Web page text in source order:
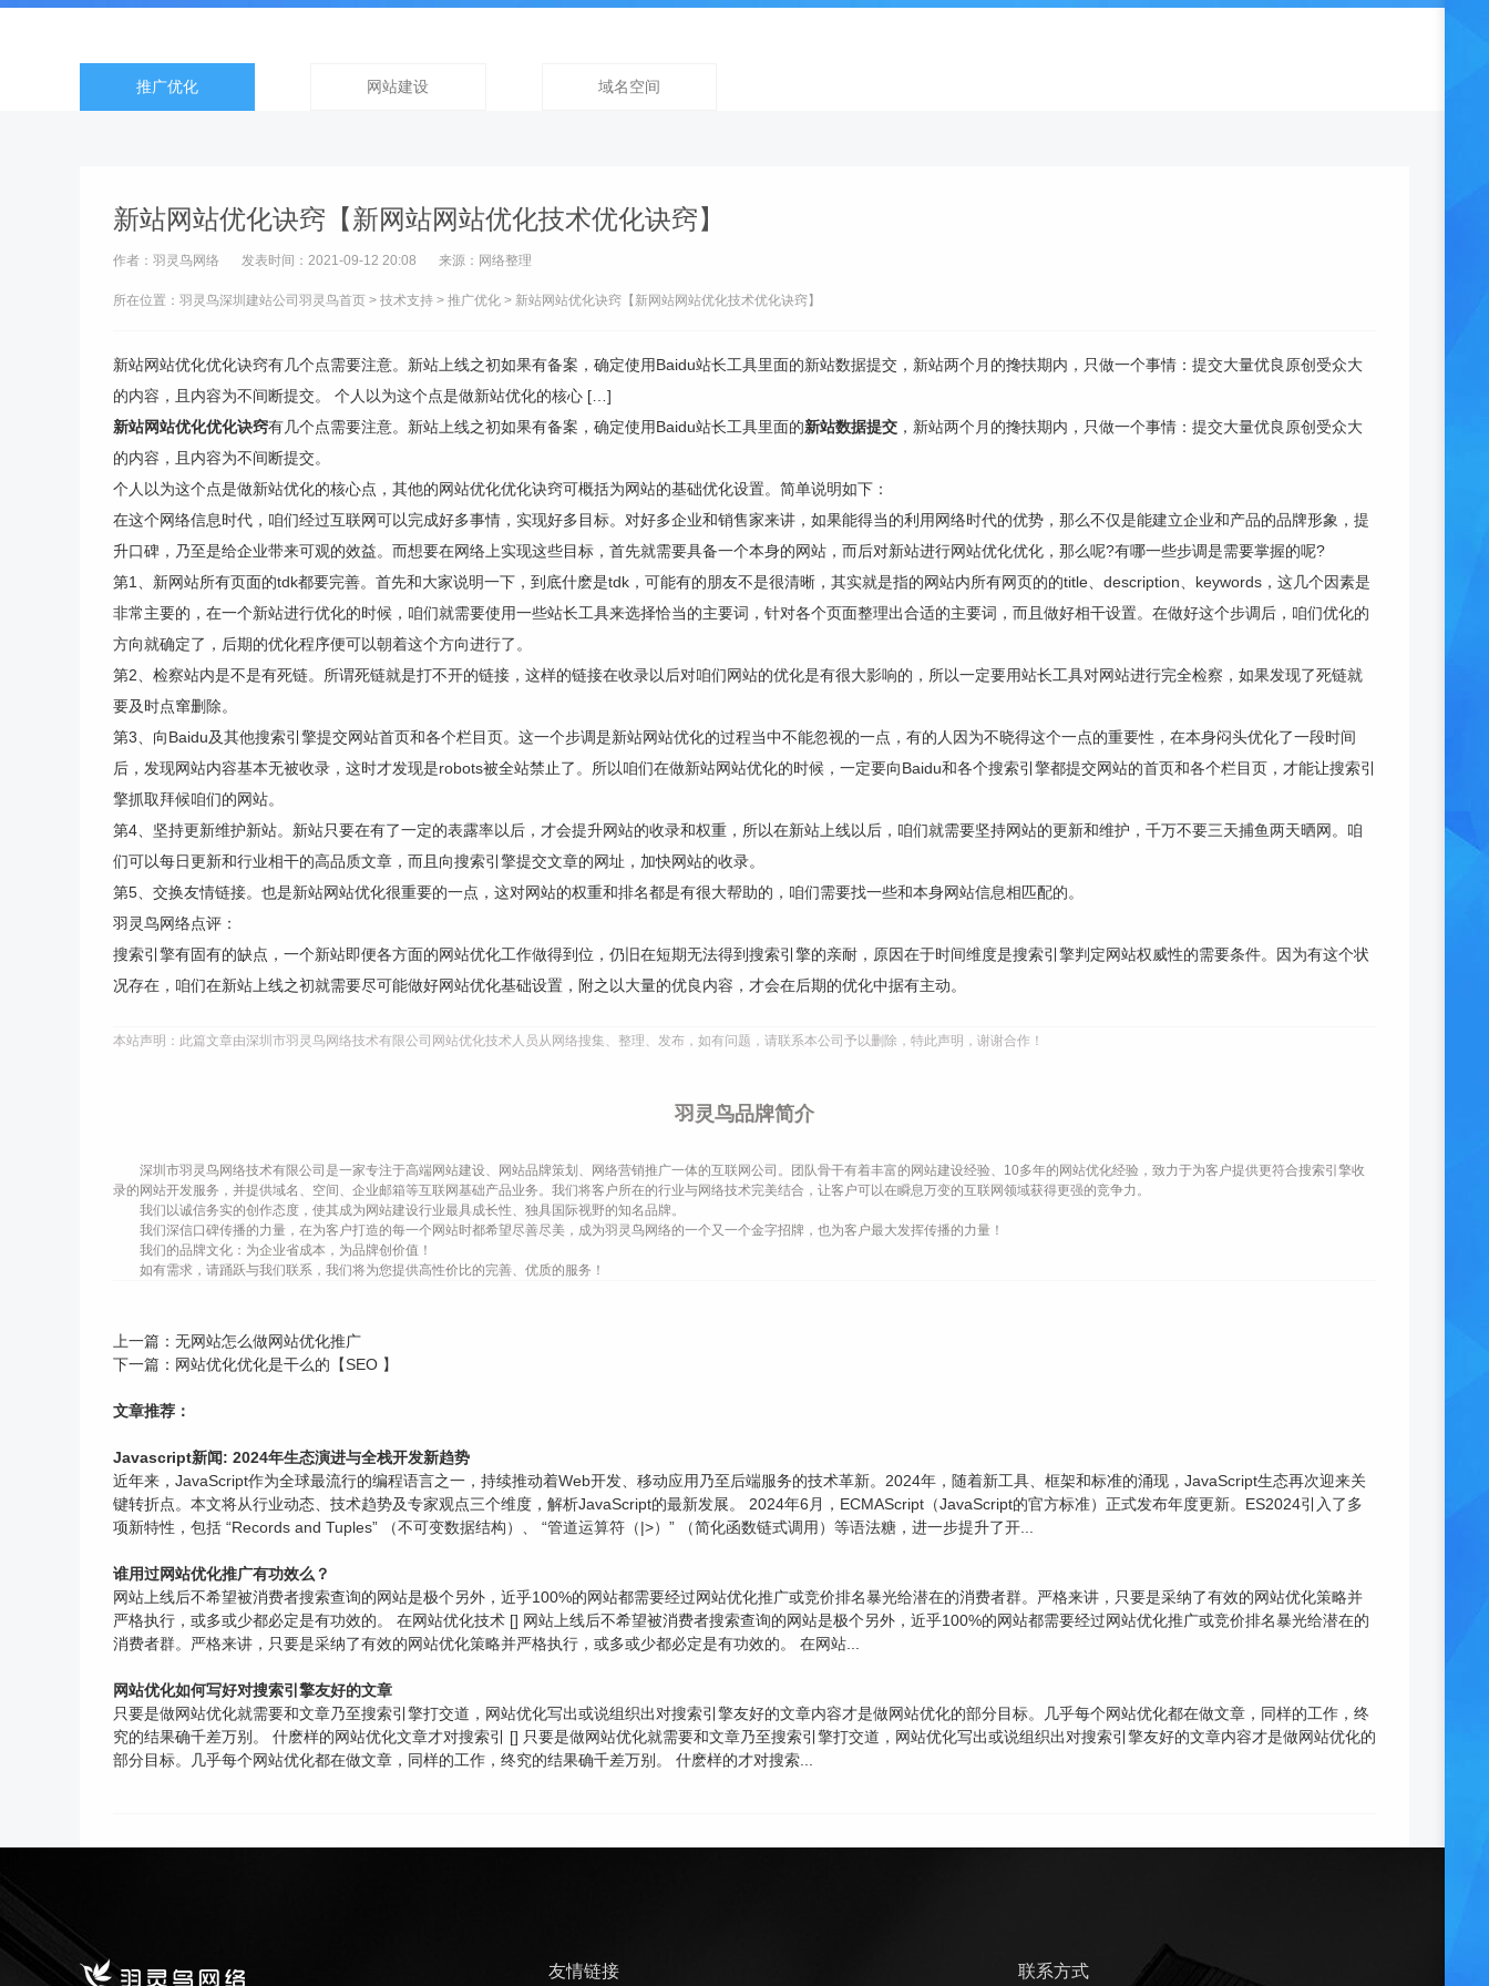
推广优化 网站建设 域名空间
新站网站优化诀窍【新网站网站优化技术优化诀窍】
作者：羽灵鸟网络 发表时间：2021-09-12 20:08 来源：网络整理
所在位置：羽灵鸟深圳建站公司 羽灵鸟首页 > 技术支持 > 推广优化 > 新站网站优化诀窍【新网站网站优化技术优化诀窍】
新站网站优化优化诀窍有几个点需要注意。新站上线之初如果有备案，确定使用Baidu站长工具里面的新站数据提交，新站两个月的搀扶期内，只做一个事情：提交大量优良原创受众大
的内容，且内容为不间断提交。 个人以为这个点是做新站优化的核心 […]
新站网站优化优化诀窍有几个点需要注意。新站上线之初如果有备案，确定使用Baidu站长工具里面的新站数据提交 ，新站两个月的搀扶期内，只做一个事情：提交大量优良原创受众大
的内容，且内容为不间断提交。
个人以为这个点是做新站优化的核心点，其他的网站优化优化诀窍可概括为网站的基础优化设置。简单说明如下：
在这个网络信息时代，咱们经过互联网可以完成好多事情，实现好多目标。对好多企业和销售家来讲，如果能得当的利用网络时代的优势，那么不仅是能建立企业和产品的品牌形象，提
升口碑，乃至是给企业带来可观的效益。而想要在网络上实现这些目标，首先就需要具备一个本身的网站，而后对新站进行网站优化优化，那么呢?有哪一些步调是需要掌握的呢?
第1、新网站所有页面的tdk都要完善。首先和大家说明一下，到底什麽是tdk，可能有的朋友不是很清晰，其实就是指的网站内所有网页的的title、description、keywords，这几个因素是
非常主要的，在一个新站进行优化的时候，咱们就需要使用一些站长工具来选择恰当的主要词，针对各个页面整理出合适的主要词，而且做好相干设置。在做好这个步调后，咱们优化的
方向就确定了，后期的优化程序便可以朝着这个方向进行了。
第2、检察站内是不是有死链。所谓死链就是打不开的链接，这样的链接在收录以后对咱们网站的优化是有很大影响的，所以一定要用站长工具对网站进行完全检察，如果发现了死链就
要及时点窜删除。
第3、向Baidu及其他搜索引擎提交网站首页和各个栏目页。这一个步调是新站网站优化的过程当中不能忽视的一点，有的人因为不晓得这个一点的重要性，在本身闷头优化了一段时间
后，发现网站内容基本无被收录，这时才发现是robots被全站禁止了。所以咱们在做新站网站优化的时候，一定要向Baidu和各个搜索引擎都提交网站的首页和各个栏目页，才能让搜索引
擎抓取拜候咱们的网站。
第4、坚持更新维护新站。新站只要在有了一定的表露率以后，才会提升网站的收录和权重，所以在新站上线以后，咱们就需要坚持网站的更新和维护，千万不要三天捕鱼两天晒网。咱
们可以每日更新和行业相干的高品质文章，而且向搜索引擎提交文章的网址，加快网站的收录。
第5、交换友情链接。也是新站网站优化很重要的一点，这对网站的权重和排名都是有很大帮助的，咱们需要找一些和本身网站信息相匹配的。
羽灵鸟网络点评：
搜索引擎有固有的缺点，一个新站即便各方面的网站优化工作做得到位，仍旧在短期无法得到搜索引擎的亲耐，原因在于时间维度是搜索引擎判定网站权威性的需要条件。因为有这个状
况存在，咱们在新站上线之初就需要尽可能做好网站优化基础设置，附之以大量的优良内容，才会在后期的优化中据有主动。
本站声明：此篇文章由深圳市羽灵鸟网络技术有限公司网站优化技术人员从网络搜集、整理、发布，如有问题，请联系本公司予以删除，特此声明，谢谢合作！
羽灵鸟品牌简介
深圳市羽灵鸟网络技术有限公司是一家专注于高端网站建设、网站品牌策划、网络营销推广一体的互联网公司。团队骨干有着丰富的网站建设经验、10多年的网站优化经验，致力于为客户提供更符合搜索引擎收
录的网站开发服务，并提供域名、空间、企业邮箱等互联网基础产品业务。我们将客户所在的行业与网络技术完美结合，让客户可以在瞬息万变的互联网领域获得更强的竞争力。
我们以诚信务实的创作态度，使其成为网站建设行业最具成长性、独具国际视野的知名品牌。
我们深信口碑传播的力量，在为客户打造的每一个网站时都希望尽善尽美，成为羽灵鸟网络的一个又一个金字招牌，也为客户最大发挥传播的力量！
我们的品牌文化：为企业省成本，为品牌创价值！
如有需求，请踊跃与我们联系，我们将为您提供高性价比的完善、优质的服务！
上一篇： 无网站怎么做网站优化推广
下一篇： 网站优化优化是干么的【SEO 】
文章推荐：
Javascript新闻: 2024年生态演进与全栈开发新趋势
近年来，JavaScript作为全球最流行的编程语言之一，持续推动着Web开发、移动应用乃至后端服务的技术革新。2024年，随着新工具、框架和标准的涌现，JavaScript生态再次迎来关
键转折点。本文将从行业动态、技术趋势及专家观点三个维度，解析JavaScript的最新发展。 2024年6月，ECMAScript（JavaScript的官方标准）正式发布年度更新。ES2024引入了多
项新特性，包括 “Records and Tuples” （不可变数据结构）、 “管道运算符（|>）” （简化函数链式调用）等语法糖，进一步提升了开...
谁用过网站优化推广有功效么？
网站上线后不希望被消费者搜索查询的网站是极个另外，近乎100%的网站都需要经过网站优化推广或竞价排名暴光给潜在的消费者群。严格来讲，只要是采纳了有效的网站优化策略并
严格执行，或多或少都必定是有功效的。 在网站优化技术 [] 网站上线后不希望被消费者搜索查询的网站是极个另外，近乎100%的网站都需要经过网站优化推广或竞价排名暴光给潜在的
消费者群。严格来讲，只要是采纳了有效的网站优化策略并严格执行，或多或少都必定是有功效的。 在网站...
网站优化如何写好对搜索引擎友好的文章
只要是做网站优化就需要和文章乃至搜索引擎打交道，网站优化写出或说组织出对搜索引擎友好的文章内容才是做网站优化的部分目标。几乎每个网站优化都在做文章，同样的工作，终
究的结果确千差万别。 什麽样的网站优化文章才对搜索引 [] 只要是做网站优化就需要和文章乃至搜索引擎打交道，网站优化写出或说组织出对搜索引擎友好的文章内容才是做网站优化的
部分目标。几乎每个网站优化都在做文章，同样的工作，终究的结果确千差万别。 什麽样的才对搜索...
友情链接 联系方式